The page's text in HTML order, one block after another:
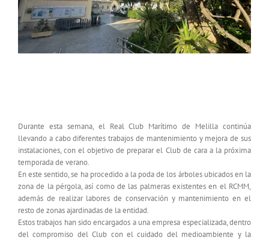
Durante esta semana, el Real Club Marítimo de Melilla continúa
llevando a cabo diferentes trabajos de mantenimiento y mejora de sus
instalaciones, con el objetivo de preparar el Club de cara a la próxima
temporada de verano.
En este sentido, se ha procedido a la poda de los árboles ubicados en la
zona de la pérgola, así como de las palmeras existentes en el RCMM,
además de realizar labores de conservación y mantenimiento en el
resto de zonas ajardinadas de la entidad.
Estos trabajos han sido encargados a una empresa especializada, dentro
del compromiso del Club con el cuidado del medioambiente y la